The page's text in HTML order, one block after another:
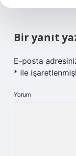
Bir yanıt
E-posta
* ile
Yorum